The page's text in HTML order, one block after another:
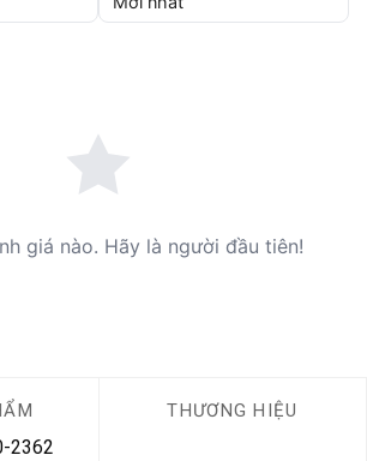
giá nào. Hãy là người đầu tiên!
2362
THƯƠNG HIỆU